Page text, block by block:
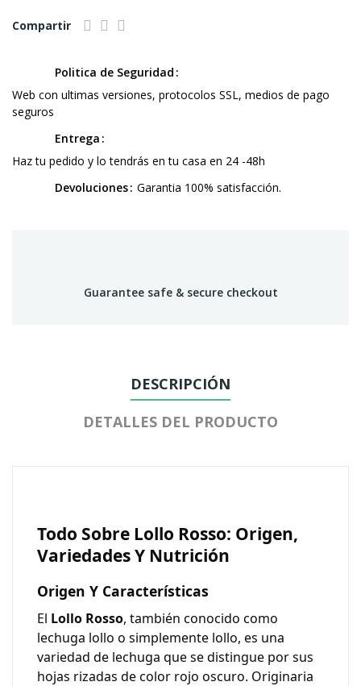
Compartir
Politica de Seguridad
Web con ultimas versiones, protocolos SSL, medios de pago
seguros
Entrega
Haz tu pedido y lo tendrás en tu casa en 24 -48h
Devoluciones Garantia 100% satisfacción.
Guarantee safe & secure checkout
DESCRIPCIÓN
DETALLES DEL PRODUCTO
Todo Sobre Lollo Rosso: Origen,
Variedades Y Nutrición
Origen Y Características
El Lollo Rosso, también conocido como
lechuga lollo o simplemente lollo, es una
variedad de lechuga que se distingue por sus
hojas rizadas de color rojo oscuro. Originaria